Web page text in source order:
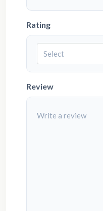
Rating
Select
Review